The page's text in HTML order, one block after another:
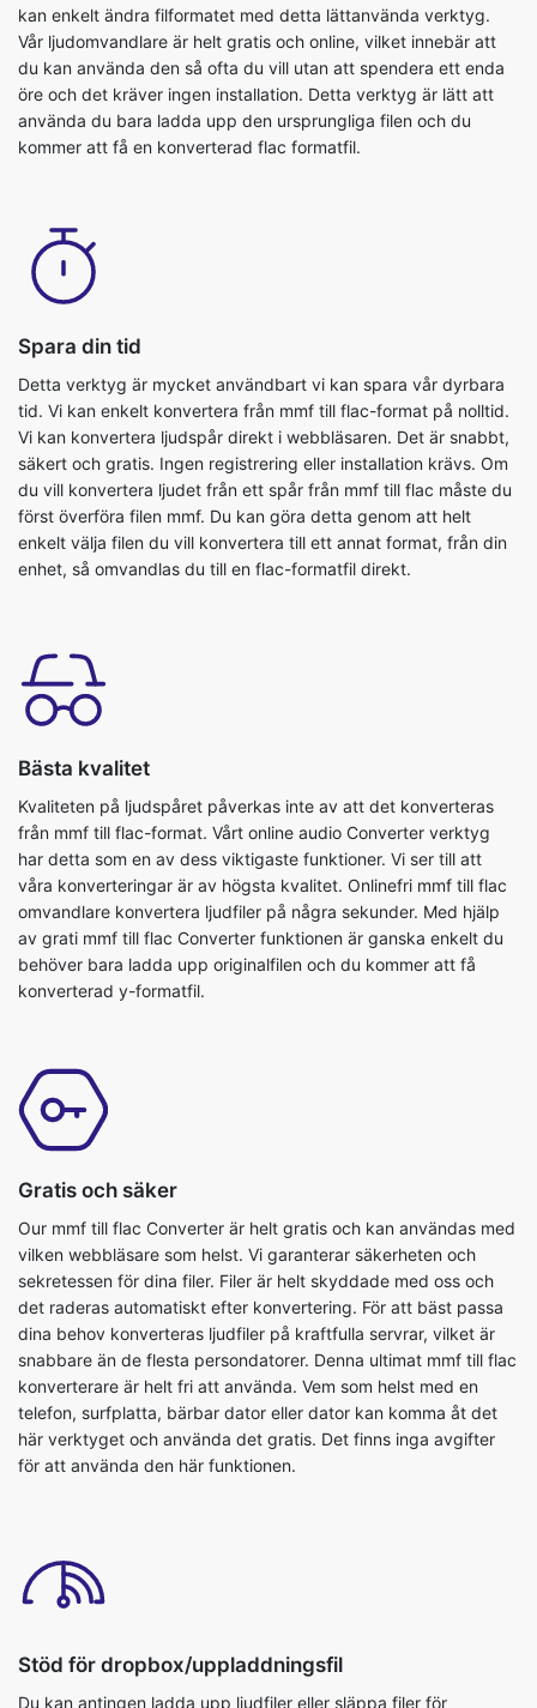
kan enkelt ändra filformatet med detta lättanvända verktyg.
Vår ljudomvandlare är helt gratis och online, vilket innebär att
du kan använda den så ofta du vill utan att spendera ett enda
öre och det kräver ingen installation. Detta verktyg är lätt att
använda du bara ladda upp den ursprungliga filen och du
kommer att få en konverterad flac formatfil.
Spara din tid
Detta verktyg är mycket användbart vi kan spara vår dyrbara
tid. Vi kan enkelt konvertera från mmf till flac-format på nolltid.
Vi kan konvertera ljudspår direkt i webbläsaren. Det är snabbt,
säkert och gratis. Ingen registrering eller installation krävs. Om
du vill konvertera ljudet från ett spår från mmf till flac måste du
först överföra filen mmf. Du kan göra detta genom att helt
enkelt välja filen du vill konvertera till ett annat format, från din
enhet, så omvandlas du till en flac-formatfil direkt.
Bästa kvalitet
Kvaliteten på ljudspåret påverkas inte av att det konverteras
från mmf till flac-format. Vårt online audio Converter verktyg
har detta som en av dess viktigaste funktioner. Vi ser till att
våra konverteringar är av högsta kvalitet. Onlinefri mmf till flac
omvandlare konvertera ljudfiler på några sekunder. Med hjälp
av grati mmf till flac Converter funktionen är ganska enkelt du
behöver bara ladda upp originalfilen och du kommer att få
konverterad y-formatfil.
Gratis och säker
Our mmf till flac Converter är helt gratis och kan användas med
vilken webbläsare som helst. Vi garanterar säkerheten och
sekretessen för dina filer. Filer är helt skyddade med oss och
det raderas automatiskt efter konvertering. För att bäst passa
dina behov konverteras ljudfiler på kraftfulla servrar, vilket är
snabbare än de flesta persondatorer. Denna ultimat mmf till flac
konverterare är helt fri att använda. Vem som helst med en
telefon, surfplatta, bärbar dator eller dator kan komma åt det
här verktyget och använda det gratis. Det finns inga avgifter
för att använda den här funktionen.
Stöd för dropbox/uppladdningsfil
Du kan antingen ladda upp ljudfiler eller släppa filer för